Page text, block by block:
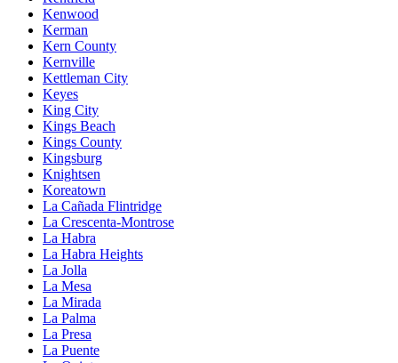
Kenwood
Kerman
Kern County
Kernville
Kettleman City
Keyes
King City
Kings Beach
Kings County
Kingsburg
Knightsen
Koreatown
La Cañada Flintridge
La Crescenta-Montrose
La Habra
La Habra Heights
La Jolla
La Mesa
La Mirada
La Palma
La Presa
La Puente